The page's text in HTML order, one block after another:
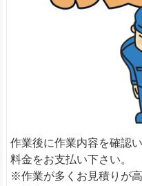
作業後に作業内容を確認
料金をお支払い下さい。
※作業が多くお見積りが